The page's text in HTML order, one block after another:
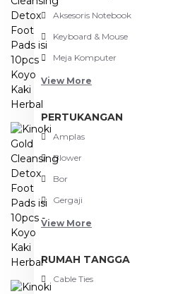
Aksesoris Notebook
Keyboard & Mouse
Meja Komputer
View More
PERTUKANGAN
Amplas
Blower
Bor
Gergaji
View More
RUMAH TANGGA
Cable Ties